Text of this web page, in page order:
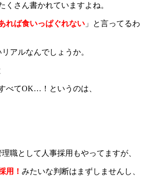
くさん書かれていますよね。
れば食いっぱぐれない 」と言ってるわ
アルなんでしょうか。
べてOK…！というのは、
職として人事採用もやってますが、
用！ みたいな判断はまずしませんし、